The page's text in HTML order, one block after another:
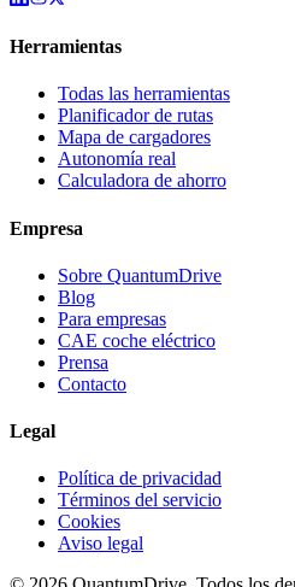
Herramientas
Todas las herramientas
Planificador de rutas
Mapa de cargadores
Autonomía real
Calculadora de ahorro
Empresa
Sobre QuantumDrive
Blog
Para empresas
CAE coche eléctrico
Prensa
Contacto
Legal
Política de privacidad
Términos del servicio
Cookies
Aviso legal